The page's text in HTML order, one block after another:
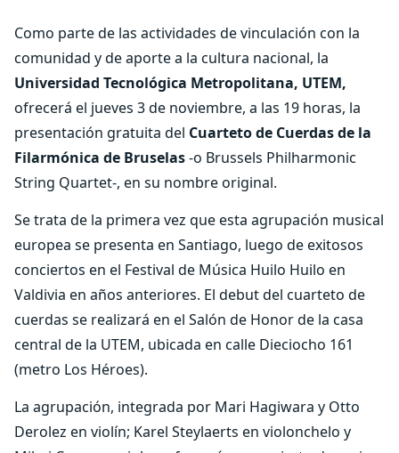
Como parte de las actividades de vinculación con la
comunidad y de aporte a la cultura nacional, la
Universidad Tecnológica Metropolitana, UTEM,
ofrecerá el jueves 3 de noviembre, a las 19 horas, la
presentación gratuita del Cuarteto de Cuerdas de la
Filarmónica de Bruselas-o Brussels Philharmonic
String Quartet-, en su nombre original.
Se trata de la primera vez que esta agrupación musical
europea se presenta en Santiago, luego de exitosos
conciertos en el Festival de Música Huilo Huilo en
Valdivia en años anteriores. El debut del cuarteto de
cuerdas se realizará en el Salón de Honor de la casa
central de la UTEM, ubicada en calle Dieciocho 161
(metro Los Héroes).
La agrupación, integrada por Mari Hagiwara y Otto
Derolez en violín; Karel Steylaerts en violonchelo y